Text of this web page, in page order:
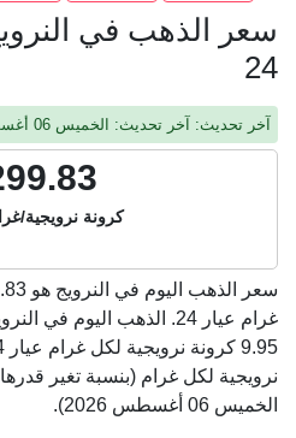
سعر الذهب في
24
آخر تحديث: آخر تحديث: الخميس 06 أغسطس 2026, 07:49 م, جرينيتش
كرونة نرويجية/
سعر الذهب اليوم في النرويج هو
غرام عيار 24. الذهب اليوم
الخميس 06 أغسطس 2026).